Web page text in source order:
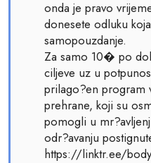
onda je pravo
donesete odluku
samopouzdanje.
Za samo 10� po
ciljeve uz u
prilago?en program
prehrane, koji su
pomogli u
odr?avanju
https://linktr.ee/